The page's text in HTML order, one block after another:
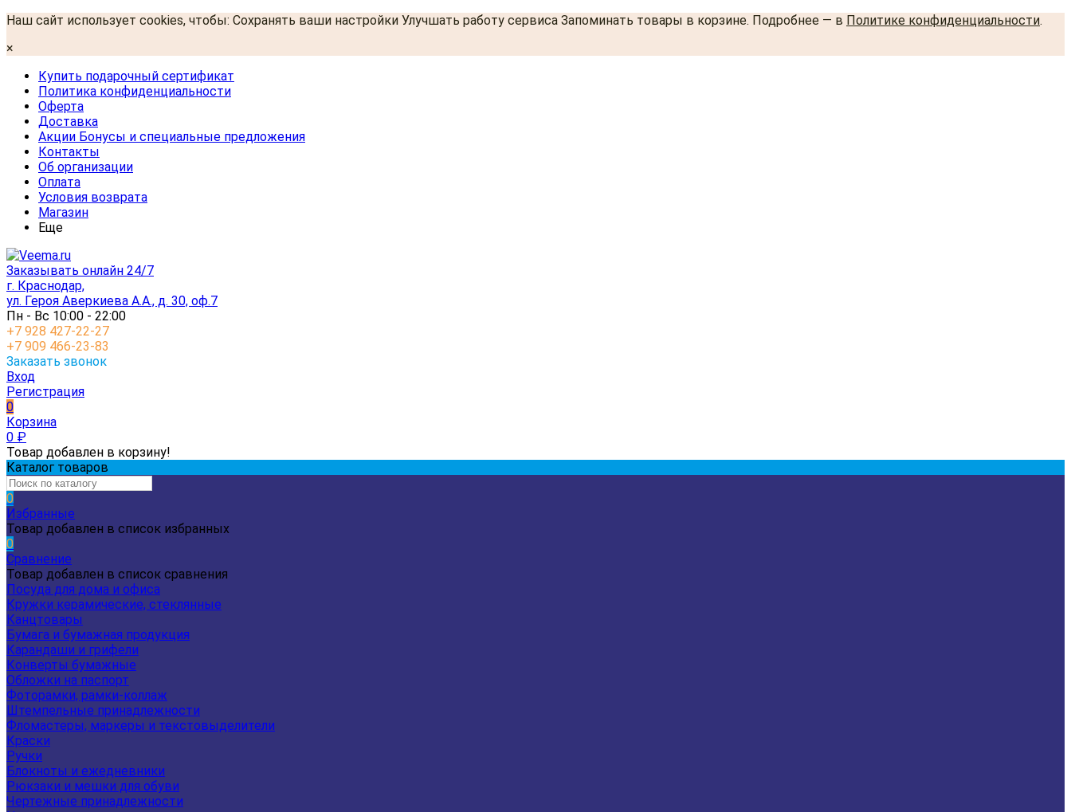
Наш сайт использует cookies, чтобы: Сохранять ваши настройки Улучшать работу сервиса Запоминать товары в корзине. Подробнее — в Политике конфиденциальности.
×
Купить подарочный сертификат
Политика конфиденциальности
Оферта
Доставка
Акции Бонусы и специальные предложения
Контакты
Об организации
Оплата
Условия возврата
Магазин
Еще
Заказывать онлайн 24/7
г. Краснодар,
ул. Героя Аверкиева А.А., д. 30, оф.7
Пн - Вс 10:00 - 22:00
+7 928 427-22-27
+7 909 466-23-83
Заказать звонок
Вход
Регистрация
0
Корзина
0 ₽
Товар добавлен в корзину!
Каталог товаров
0
Избранные
Товар добавлен в список избранных
0
Сравнение
Товар добавлен в список сравнения
Посуда для дома и офиса
Кружки керамические, стеклянные
Канцтовары
Бумага и бумажная продукция
Карандаши и грифели
Конверты бумажные
Обложки на паспорт
Фоторамки, рамки-коллаж
Штемпельные принадлежности
Фломастеры, маркеры и текстовыделители
Краски
Ручки
Блокноты и ежедневники
Рюкзаки и мешки для обуви
Чертежные принадлежности